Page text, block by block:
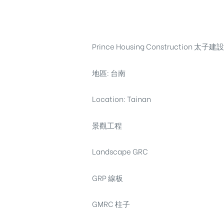
Prince Housing Construction 太子建
地區: 台南
Location: Tainan
景觀工程
Landscape GRC
GRP 線板
GMRC 柱子